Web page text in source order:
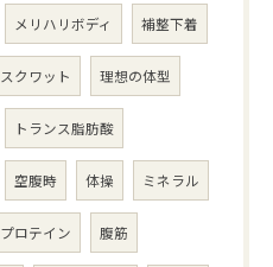
メリハリボディ 補整下着
スクワット 理想の体型
トランス脂肪酸
空腹時 体操 ミネラル
プロテイン 腹筋